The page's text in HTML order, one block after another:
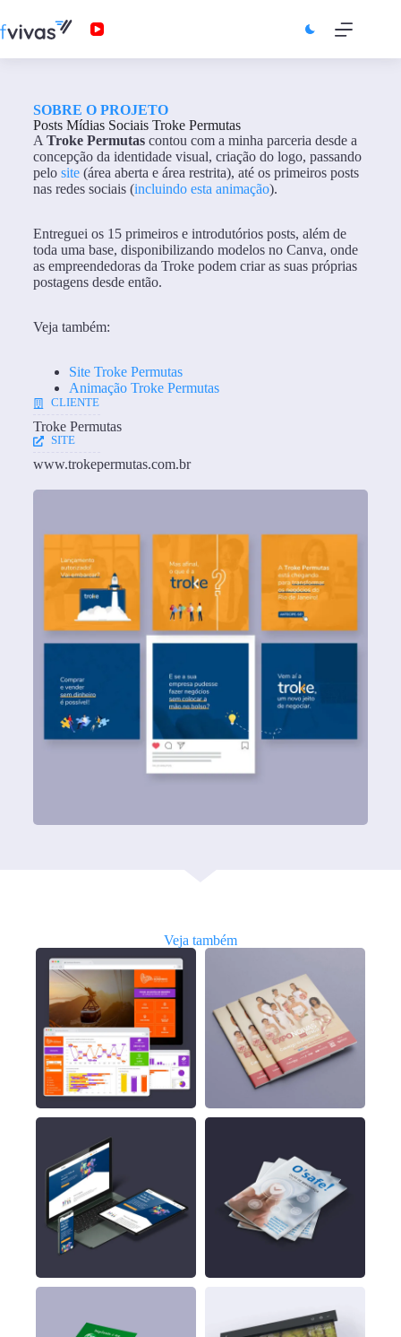
SOBRE O PROJETO
Posts Mídias Sociais Troke Permutas
A Troke Permutascontou com a minha parceria desde a
concepção da identidade visual, criação do logo, passando
pelo site(área aberta e área restrita), até os primeiros posts
nas redes sociais (incluindo esta animação).
Entreguei os 15 primeiros e introdutórios posts, além de
toda uma base, disponibilizando modelos no Canva, onde
as empreendedoras da Troke podem criar as suas próprias
postagens desde então.
Veja também:
Site Troke Permutas
Animação Troke Permutas
CLIENTE
Troke Permutas
SITE
www.trokepermutas.com.br
Veja também